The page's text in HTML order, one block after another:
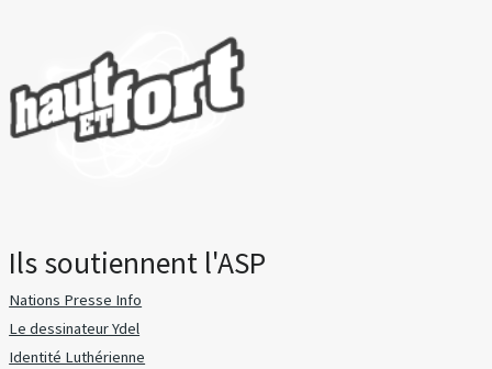
Ils soutiennent l'ASP
Nations Presse Info
Le dessinateur Ydel
Identité Luthérienne